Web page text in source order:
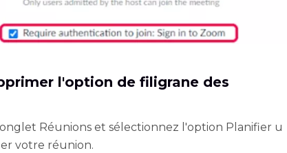
l'option de filigrane des
Réunions et sélectionnez l'option Planifier u
votre réunion.